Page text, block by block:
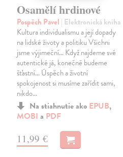
Osamělí hrdinové
Pospěch Pavel | Elektronická kniha
Kultura individualismu a její dopady
na lidské životy a politiku Všichni
jsme výjimeční… Když najdeme své
autentické já, konečně budeme
šťastní… Úspěch a životní
spokojenost si musíme zařídit sami,
nikdo…
Na stiahnutie ako EPUB,
MOBI a PDF
11,99 €